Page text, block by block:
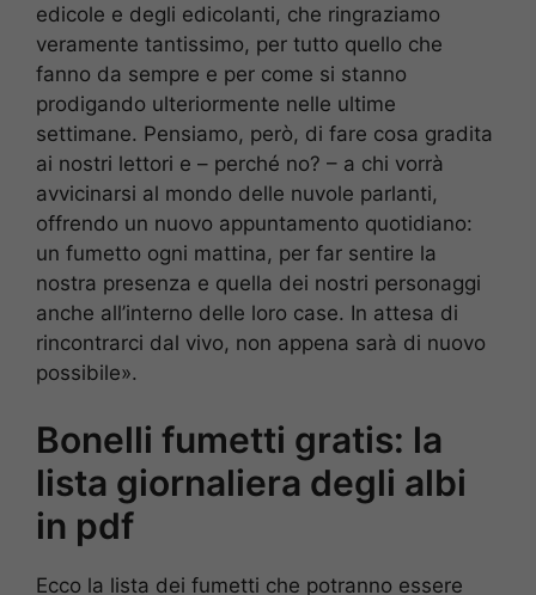
edicole e degli edicolanti, che ringraziamo
veramente tantissimo, per tutto quello che
fanno da sempre e per come si stanno
prodigando ulteriormente nelle ultime
settimane. Pensiamo, però, di fare cosa gradita
ai nostri lettori e – perché no? – a chi vorrà
avvicinarsi al mondo delle nuvole parlanti,
offrendo un nuovo appuntamento quotidiano:
un fumetto ogni mattina, per far sentire la
nostra presenza e quella dei nostri personaggi
anche all’interno delle loro case. In attesa di
rincontrarci dal vivo, non appena sarà di nuovo
possibile».
Bonelli fumetti gratis: la
lista giornaliera degli albi
in pdf
Ecco la lista dei fumetti che potranno essere